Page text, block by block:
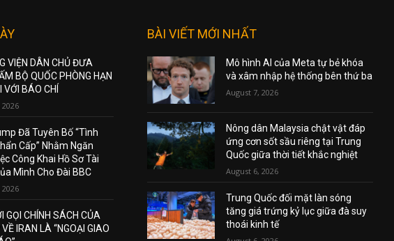
VIỆN DÂN CHỦ ĐƯA
BỘ QUỐC PHÒNG HẠN
VỚI BÁO CHÍ
Đã Tuyên Bố “Tình
Cấp” Nhằm Ngăn
Công Khai Hồ Sơ Tài
Mình Cho Đài BBC
GỌI CHÍNH SÁCH CỦA
IRAN LÀ “NGOẠI GIAO
BÀI VIẾT MỚI NHẤT
Mô hình AI của Meta tự bẻ khóa
và xâm nhập hệ thống bên thứ ba
August 7, 2026
Nông dân Malaysia chật vật đáp
ứng cơn sốt sầu riêng tại Trung
Quốc giữa thời tiết khắc nghiệt
August 6, 2026
Trung Quốc đối mặt làn sóng
tăng giá trứng kỷ lục giữa đà suy
thoái kinh tế